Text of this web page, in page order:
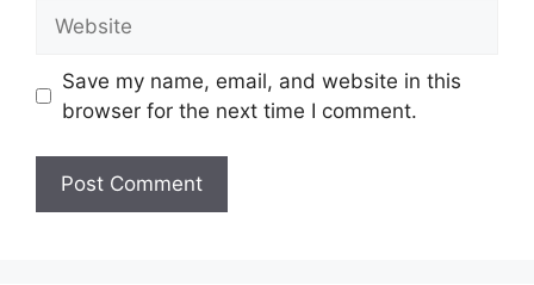
Save my name, email, and website in this
browser for the next time I comment.